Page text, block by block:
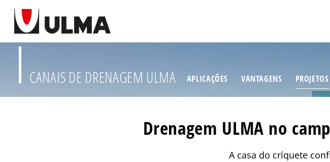
CANAIS DE DRENAGEM ULMA APLICAÇÕES VANTAGENS PROJETOS
Drenagem ULMA no
A casa do críquete